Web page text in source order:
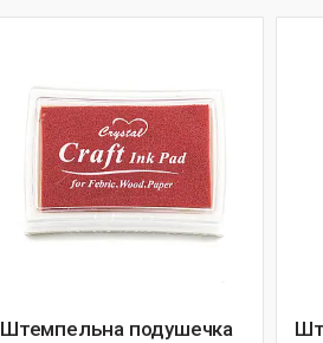
Штемпельна подушечка